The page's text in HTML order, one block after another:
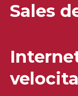
Sales